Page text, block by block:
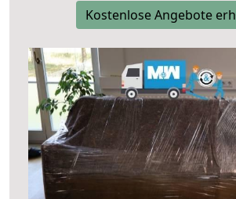
Kostenlose Angebote